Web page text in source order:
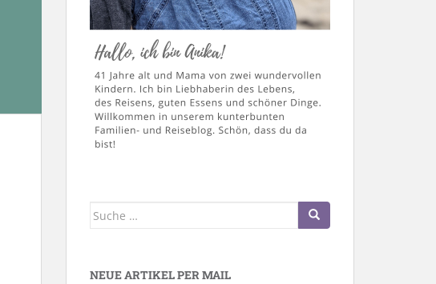
Suche
NEUE ARTIKEL PER MAIL